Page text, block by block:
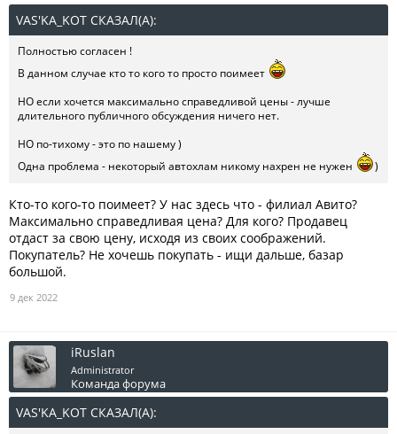
VAS'KA_KOT СКАЗАЛ(А):
Полностью согласен !
В данном случае кто то кого то просто поимеет
НО если хочется максимально справедливой цены - лучше
длительного публичного обсуждения ничего нет.
НО по-тихому - это по нашему )
Одна проблема - некоторый автохлам никому нахрен не нужен
)
Кто-то кого-то поимеет? У нас здесь что - филиал Авито?
Максимально справедливая цена? Для кого? Продавец
отдаст за свою цену, исходя из своих соображений.
Покупатель? Не хочешь покупать - ищи дальше, базар
большой.
9 дек 2022
iRuslan
Administrator
Команда форума
VAS'KA_KOT СКАЗАЛ(А):